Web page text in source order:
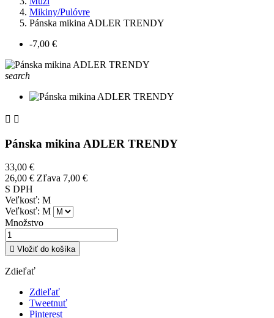
Mikiny/Pulóvre
Pánska mikina ADLER TRENDY
-7,00 €
search
 
Pánska mikina ADLER TRENDY
33,00 €
26,00 € Zľava 7,00 €
S DPH
Veľkosť: M
Veľkosť: M
Množstvo
 Vložiť do košíka
Zdieľať
Zdieľať
Tweetnuť
Pinterest